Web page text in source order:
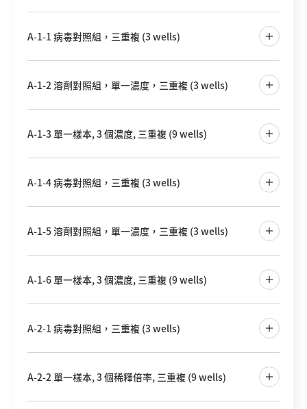
A-1-1 病毒對照組，三重複 (3 wells)
A-1-2 溶劑對照組，單一濃度，三重複 (3 wells)
A-1-3 單一樣本, 3 個濃度, 三重複 (9 wells)
A-1-4 病毒對照組，三重複 (3 wells)
A-1-5 溶劑對照組，單一濃度，三重複 (3 wells)
A-1-6 單一樣本, 3 個濃度, 三重複 (9 wells)
A-2-1 病毒對照組，三重複 (3 wells)
A-2-2 單一樣本, 3 個稀釋倍率, 三重複 (9 wells)